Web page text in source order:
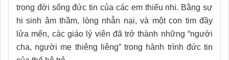
trong đời sống đức tin của các em thiếu nhi. Bằng sự
hi sinh âm thầm, lòng nhẫn nại, và một con tim đầy
lửa mến, các giáo lý viên đã trở thành những “người
cha, người mẹ thiêng liêng” trong hành trình đức tin